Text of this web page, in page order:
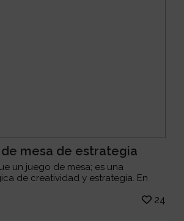
mesa de estrategia
un juego de mesa; es una
de creatividad y estrategia. En
24